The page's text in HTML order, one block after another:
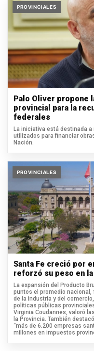
PROVINCIALES
Palo Oliver propone
provincial para la
federales
La iniciativa está destinada
utilizados para financiar
Nación.
PROVINCIALES
Santa Fe creció por
reforzó su peso en
La expansión del Producto
puntos el promedio nacional,
de la industria y del
políticas públicas
Virginia Coudannes, valoró
la Provincia. También
“más de 6.200 empresas
millones en impuestos